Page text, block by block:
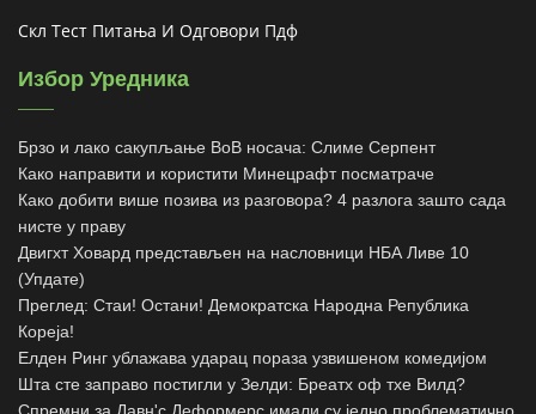
Скл Тест Питања И Одговори Пдф
Избор Уредника
Брзо и лако сакупљање ВоВ носача: Слиме Серпент
Како направити и користити Минецрафт посматраче
Како добити више позива из разговора? 4 разлога зашто сада
нисте у праву
Двигхт Ховард представљен на насловници НБА Ливе 10
(Упдате)
Преглед: Стаи! Остани! Демократска Народна Република
Кореја!
Елден Ринг ублажава ударац пораза узвишеном комедијом
Шта сте заправо постигли у Зелди: Бреатх оф тхе Вилд?